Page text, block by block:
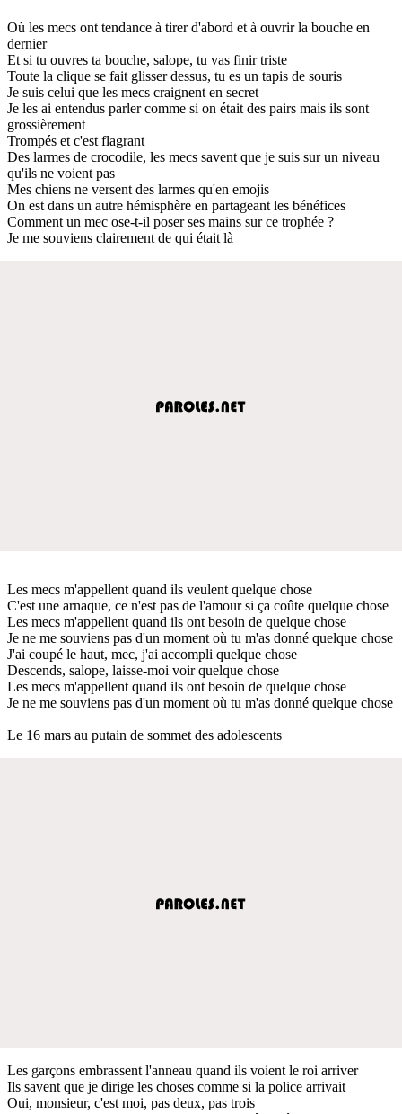
Où les mecs ont tendance à tirer d'abord et à ouvrir la bouche en
dernier
Et si tu ouvres ta bouche, salope, tu vas finir triste
Toute la clique se fait glisser dessus, tu es un tapis de souris
Je suis celui que les mecs craignent en secret
Je les ai entendus parler comme si on était des pairs mais ils sont
grossièrement
Trompés et c'est flagrant
Des larmes de crocodile, les mecs savent que je suis sur un niveau
qu'ils ne voient pas
Mes chiens ne versent des larmes qu'en emojis
On est dans un autre hémisphère en partageant les bénéfices
Comment un mec ose-t-il poser ses mains sur ce trophée ?
Je me souviens clairement de qui était là
Les mecs m'appellent quand ils veulent quelque chose
C'est une arnaque, ce n'est pas de l'amour si ça coûte quelque chose
Les mecs m'appellent quand ils ont besoin de quelque chose
Je ne me souviens pas d'un moment où tu m'as donné quelque chose
J'ai coupé le haut, mec, j'ai accompli quelque chose
Descends, salope, laisse-moi voir quelque chose
Les mecs m'appellent quand ils ont besoin de quelque chose
Je ne me souviens pas d'un moment où tu m'as donné quelque chose
Le 16 mars au putain de sommet des adolescents
Les garçons embrassent l'anneau quand ils voient le roi arriver
Ils savent que je dirige les choses comme si la police arrivait
Oui, monsieur, c'est moi, pas deux, pas trois